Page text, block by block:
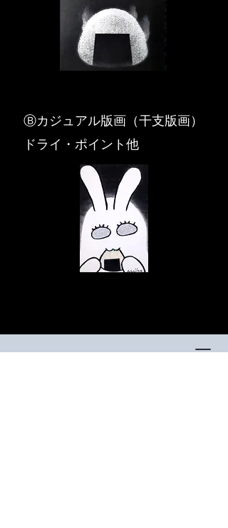
​Ⓑカジュアル版画（干支版画）
ドライ・ポイント他